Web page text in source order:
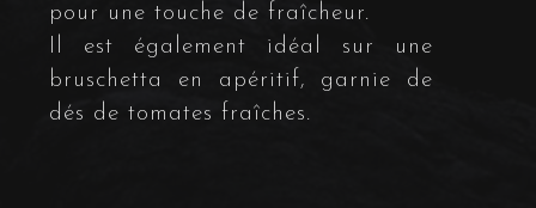
pour une touche de fraîcheur.
Il est également idéal sur une
bruschetta en apéritif, garnie de
dés de tomates fraîches.